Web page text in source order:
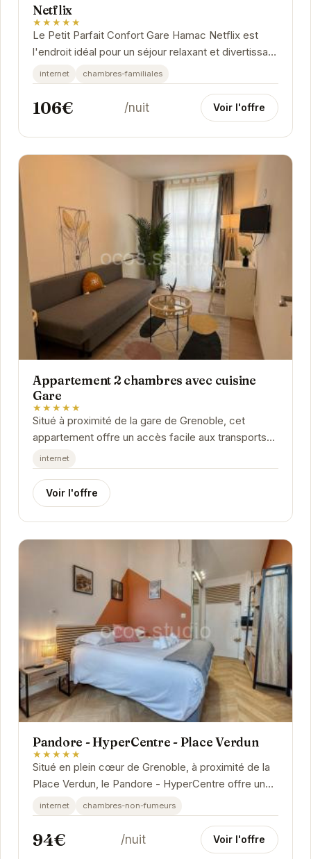
Netflix
★★★★★
Le Petit Parfait Confort Gare Hamac Netflix est
l'endroit idéal pour un séjour relaxant et divertissant
à Grenoble. Avec un accès facile aux...
internet chambres-familiales
106€ /nuit Voir l'offre
Appartement 2 chambres avec cuisine
Gare
★★★★★
Situé à proximité de la gare de Grenoble, cet
appartement offre un accès facile aux transports
en commun et aux attractions de la ville. Avec
ses...
internet
Voir l'offre
Pandore - HyperCentre - Place Verdun
★★★★★
Situé en plein cœur de Grenoble, à proximité de la
Place Verdun, le Pandore - HyperCentre offre un
emplacement idéal pour explorer la ville. Ses...
internet chambres-non-fumeurs
94€ /nuit Voir l'offre